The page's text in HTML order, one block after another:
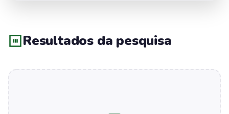
Resultados da pesquisa